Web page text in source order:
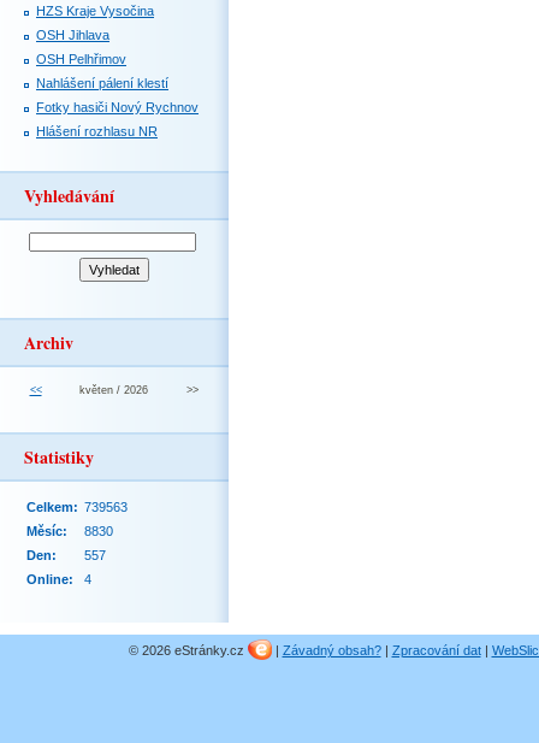
HZS Kraje Vysočina
OSH Jihlava
OSH Pelhřimov
Nahlášení pálení klestí
Fotky hasiči Nový Rychnov
Hlášení rozhlasu NR
Vyhledávání
Archiv
<< květen / 2026 >>
Statistiky
Online: 4
Celkem: 739563
Měsíc:
8830
Den:
557
© 2026 eStránky.cz | Závadný obsah?| Zpracování dat|